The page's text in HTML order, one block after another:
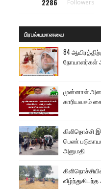
2286 Followers
பிரபல்யமானவை
84
நோயாளர்கள்
முன்னாள்
காரியவசம்
கிளிநொச்சி
பெண்
அனுமதி